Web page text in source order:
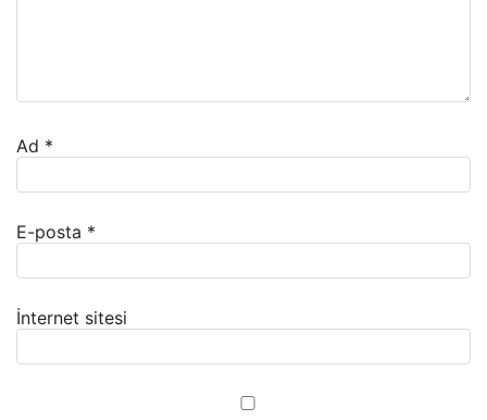
Ad *
E-posta *
İnternet sitesi